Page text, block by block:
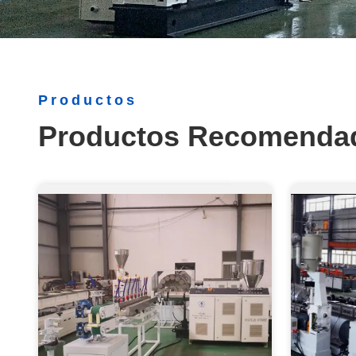
Productos
Productos